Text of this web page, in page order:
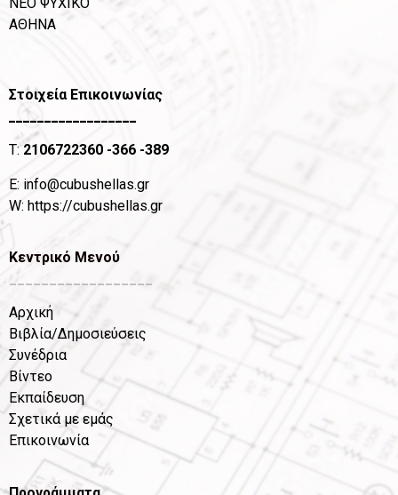
ΝΕΟ ΨΥΧΙΚΟ
ΑΘΗΝΑ
Στοιχεία Επικοινωνίας
__________________
T:2106722360 -366 -389
Ε: info@cubushellas.gr
W: https://cubushellas.gr
Κεντρικό Μενού
Αρχική
Βιβλία/Δημοσιεύσεις
Συνέδρια
Βίντεο
Εκπαίδευση
Σχετικά με εμάς
Επικοινωνία